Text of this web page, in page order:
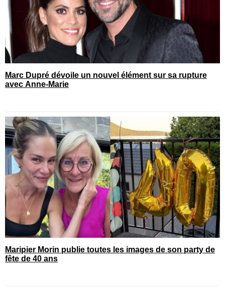
Marc Dupré dévoile un nouvel élément sur sa rupture
avec Anne-Marie
Maripier Morin publie toutes les images de son party de
fête de 40 ans